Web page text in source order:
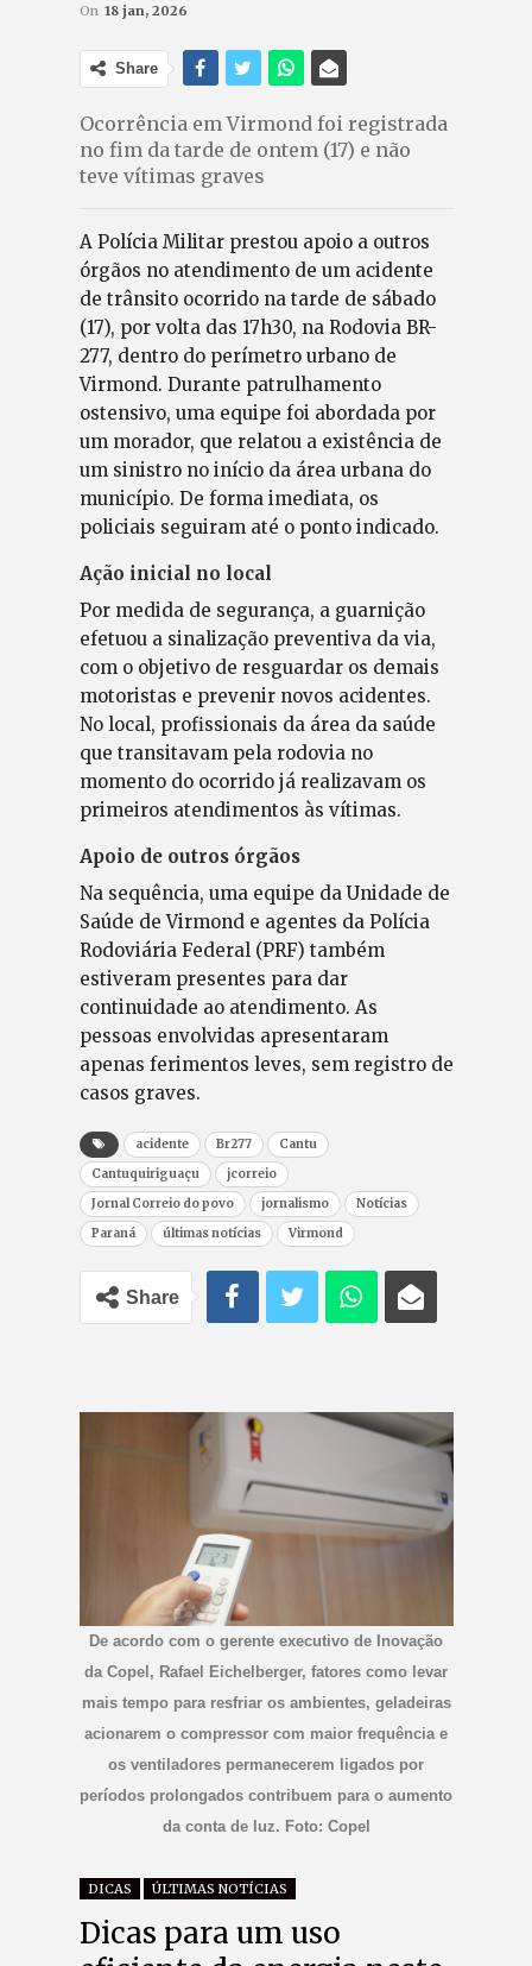
On 18 jan, 2026
Share
Ocorrência em Virmond foi registrada
no fim da tarde de ontem (17) e não
teve vítimas graves
A Polícia Militar prestou apoio a outros
órgãos no atendimento de um acidente
de trânsito ocorrido na tarde de sábado
(17), por volta das 17h30, na Rodovia BR-
277, dentro do perímetro urbano de
Virmond. Durante patrulhamento
ostensivo, uma equipe foi abordada por
um morador, que relatou a existência de
um sinistro no início da área urbana do
município. De forma imediata, os
policiais seguiram até o ponto indicado.
Ação inicial no local
Por medida de segurança, a guarnição
efetuou a sinalização preventiva da via,
com o objetivo de resguardar os demais
motoristas e prevenir novos acidentes.
No local, profissionais da área da saúde
que transitavam pela rodovia no
momento do ocorrido já realizavam os
primeiros atendimentos às vítimas.
Apoio de outros órgãos
Na sequência, uma equipe da Unidade de
Saúde de Virmond e agentes da Polícia
Rodoviária Federal (PRF) também
estiveram presentes para dar
continuidade ao atendimento. As
pessoas envolvidas apresentaram
apenas ferimentos leves, sem registro de
casos graves.
acidente Br277
Cantu
Cantuquiriguaçu
jcorreio
Jornal Correio do povo
jornalismo
Notícias
Paraná
últimas notícias Virmond
Share
De acordo com o gerente executivo de Inovação
da Copel, Rafael Eichelberger, fatores como levar
mais tempo para resfriar os ambientes, geladeiras
acionarem o compressor com maior frequência e
os ventiladores permanecerem ligados por
períodos prolongados contribuem para o aumento
da conta de luz. Foto: Copel
DICAS ÚLTIMAS NOTÍCIAS
Dicas para um uso